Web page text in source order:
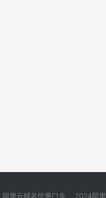
阿里云域名优惠口令 2024阿